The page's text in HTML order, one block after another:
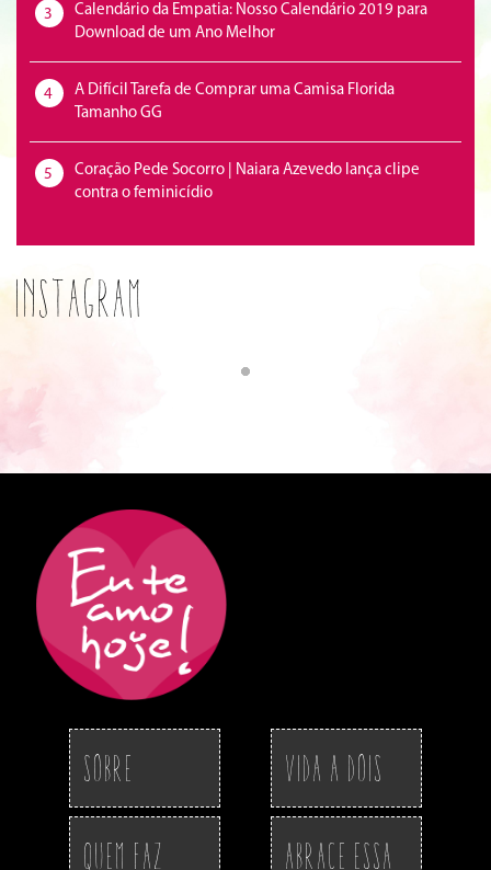
3
Calendário da Empatia: Nosso Calendário 2019 para
Download de um Ano Melhor
4
A Difícil Tarefa de Comprar uma Camisa Florida
Tamanho GG
5
Coração Pede Socorro | Naiara Azevedo lança clipe
contra o feminicídio
Instagram
Sobre
Quem Faz
Vida a Dois
Abrace essa